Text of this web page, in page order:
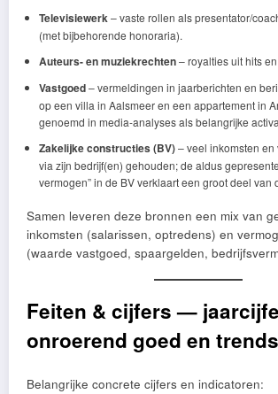
Televisiewerk – vaste rollen als presentator/
(met bijbehorende honoraria).
Auteurs- en muziekrechten– royalties uit hits
Vastgoed– vermeldingen in jaarberichten en
op een villa in Aalsmeer en een appartement in
genoemd in media-analyses als belangrijke
Zakelijke constructies (BV)– veel inkomsten en
via zijn bedrijf(en) gehouden; de aldus
vermogen” in de BV verklaart een groot deel van
Samen leveren deze bronnen een mix van
inkomsten (salarissen, optredens) en
(waarde vastgoed, spaargelden,
Feiten & cijfers —
onroerend goed en trends
Belangrijke concrete cijfers en indicatoren: